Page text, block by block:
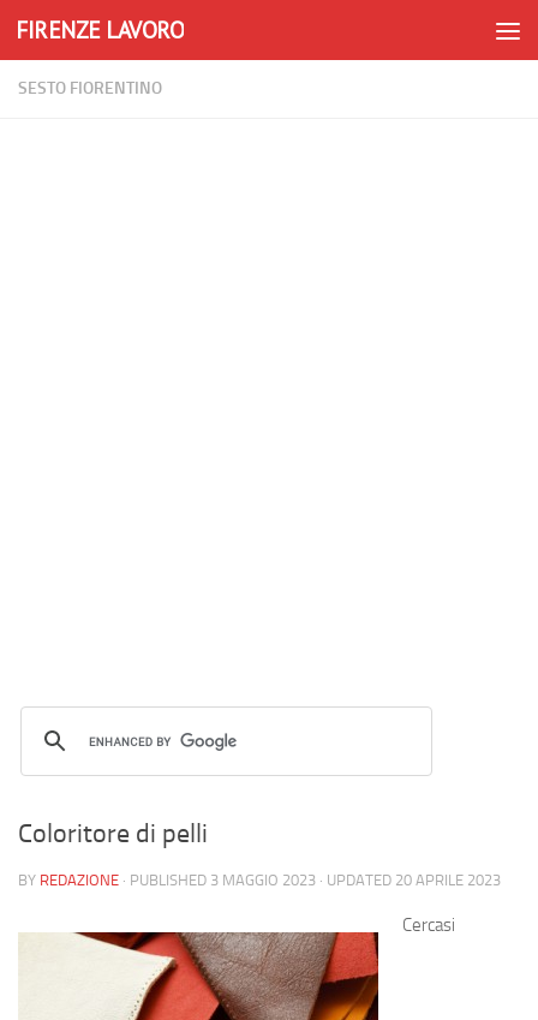
Skip to content
FIRENZE LAVORO
SESTO FIORENTINO
Coloritore di pelli
BY REDAZIONE · PUBLISHED 3 MAGGIO 2023 · UPDATED 20 APRILE 2023
Cercasi